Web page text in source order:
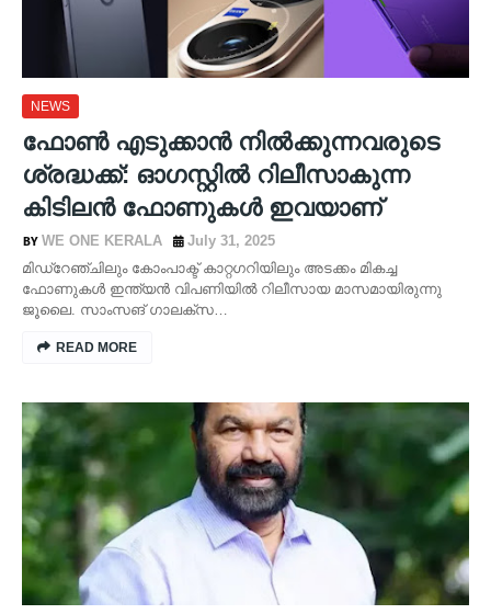
NEWS
ഫോൺ എടുക്കാൻ നിൽക്കുന്നവരുടെ
ശ്രദ്ധക്ക്: ഓഗസ്റ്റിൽ റിലീസാകുന്ന
കിടിലൻ ഫോണുകൾ ഇവയാണ്
WE ONE KERALA
July 31, 2025
മിഡ്‌റേഞ്ചിലും കോംപാക്ട് കാറ്റഗറിയിലും അടക്കം മികച്ച
ഫോണുകൾ ഇന്ത്യൻ വിപണിയിൽ റിലീസായ മാസമായിരുന്നു
ജൂലൈ. സാംസങ് ഗാലക്‌സ…
READ MORE